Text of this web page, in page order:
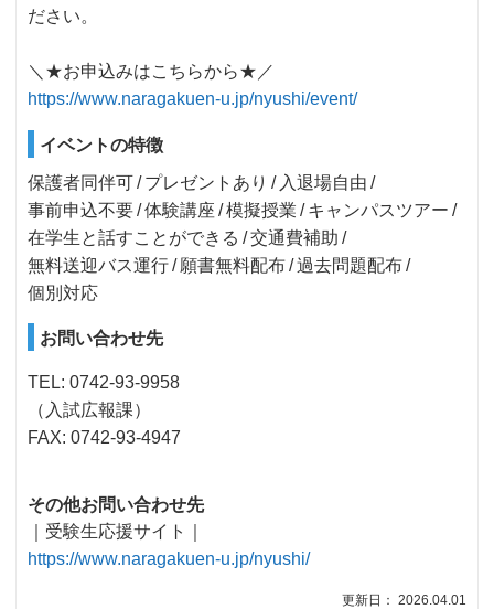
ださい。
＼★お申込みはこちらから★／
https://www.naragakuen-u.jp/nyushi/event/
イベントの特徴
保護者同伴可
プレゼントあり
入退場自由
事前申込不要 体験講座 模擬授業
キャンパスツアー
在学生と話すことができる
交通費補助
無料送迎バス運行
願書無料配布 過去問題配布
個別対応
お問い合わせ先
TEL: 0742-93-9958
（入試広報課）
FAX: 0742-93-4947
その他お問い合わせ先
｜受験生応援サイト｜
https://www.naragakuen-u.jp/nyushi/
更新日： 2026.04.01